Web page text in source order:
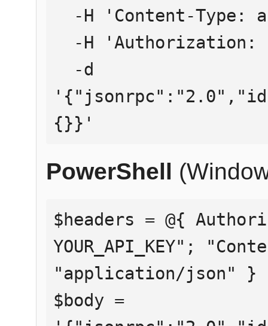
{}}'
PowerShell
$headers = @{
YOUR_API_KEY";
"application/json" }
$body =